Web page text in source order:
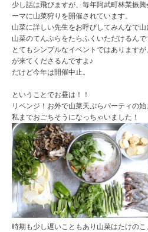
少し話は飛びますが、毎年阿武町林業振
ーマに山菜狩りを開催されています。
山菜に詳しい先生をお呼びしてみんなで
山菜のてんぷらをたらふくいただけるんで
とてもシンプルなイベントではあります
が来てくださるんですよ♪
だけど今年は開催中止。
ということでお昼は！！
リベンジ！お外で山菜天ぷらパーティの始
私までおごちそうになっちゃいました！
時期も少し遅いこともあり山菜はたけのこ